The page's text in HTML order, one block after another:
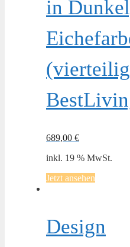
in
689,00 €
inkl. 19 % MwSt.
Jetzt ansehen
Design